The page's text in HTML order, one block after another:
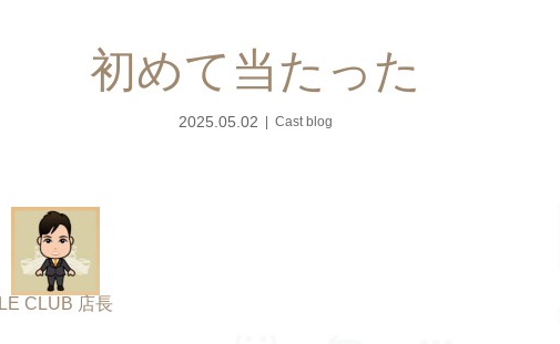
初めて当たった
2025.05.02 Cast blog
LE CLUB 店長